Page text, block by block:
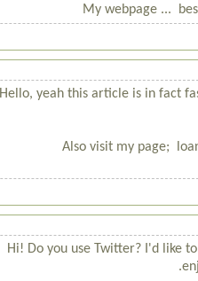
My webpage ...
Hello, yeah this article is in fact
Also visit my page;
Hi! Do you use Twitter? I'd like